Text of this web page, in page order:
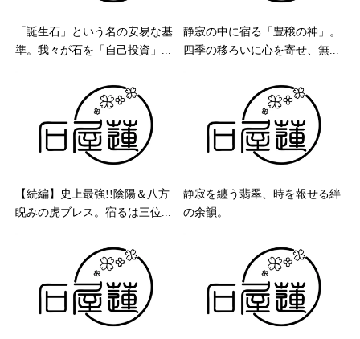
「誕生石」という名の安易な基
準。我々が石を「自己投資」...
静寂の中に宿る「豊穣の神」。
四季の移ろいに心を寄せ、無...
【続編】史上最強!!陰陽＆八方
睨みの虎ブレス。宿るは三位...
静寂を纏う翡翠、時を報せる絆
の余韻。